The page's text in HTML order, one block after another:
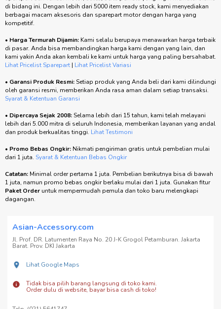
di bidang ini. Dengan lebih dari 5000 item ready stock, kami menyediakan
berbagai macam aksesoris dan sparepart motor dengan harga yang
kompetitif.
• Harga Termurah Dijamin: Kami selalu berupaya menawarkan harga terbaik
di pasar. Anda bisa membandingkan harga kami dengan yang lain, dan
kami yakin Anda akan kembali ke kami untuk harga yang paling bersahabat.
Lihat Pricelist Sparepart | Lihat Pricelist Variasi
• Garansi Produk Resmi:Setiap produk yang Anda beli dari kami dilindungi
oleh garansi resmi, memberikan Anda rasa aman dalam setiap transaksi.
Syarat & Ketentuan Garansi
• Dipercaya Sejak 2008:Selama lebih dari 15 tahun, kami telah melayani
lebih dari 5.000 mitra di seluruh Indonesia, memberikan layanan yang andal
dan produk berkualitas tinggi. Lihat Testimoni
• Promo Bebas Ongkir: Nikmati pengiriman gratis untuk pembelian mulai
dari 1 juta. Syarat & Ketentuan Bebas Ongkir
Catatan: Minimal order pertama 1 juta. Pembelian berikutnya bisa di bawah
1 juta, namun promo bebas ongkir berlaku mulai dari 1 juta. Gunakan fitur
Paket Order untuk mempermudah pemula dan toko baru melengkapi
dagangan.
Asian-Accessory.com
Jl. Prof. DR. Latumenten Raya No. 20 J-K Grogol Petamburan. Jakarta
Barat. Prov. DKI Jakarta
Lihat Google Maps
Tidak bisa pilih barang langsung di toko kami.
Order dulu di website, bayar bisa cash di toko!